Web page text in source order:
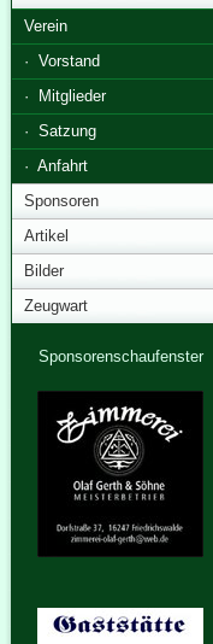
Verein
· Vorstand
· Mitglieder
· Satzung
· Anfahrt
Sponsoren
Artikel
Bilder
Zeugwart
Sponsorenschaufenster